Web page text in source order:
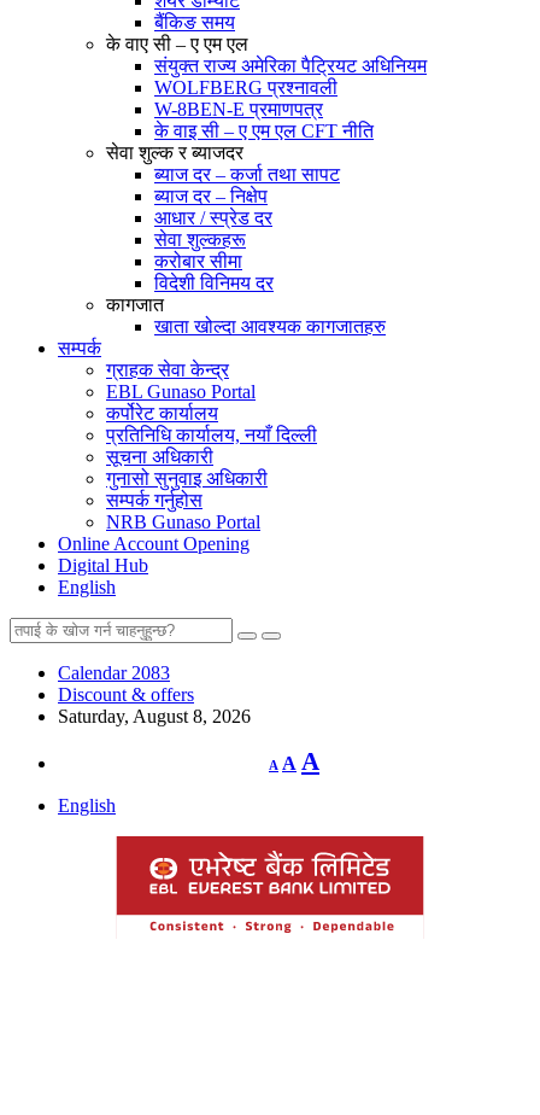
बैंकिङ समय
के वाए सी – ए एम एल
संयुक्त राज्य अमेरिका पैट्रियट अधिनियम
WOLFBERG प्रश्नावली
W-8BEN-E प्रमाणपत्र
के वाइ सी – ए एम एल CFT नीति
सेवा शुल्क र ब्याजदर
ब्याज दर – कर्जा तथा सापट
ब्याज दर – निक्षेप
आधार / स्प्रेड दर
सेवा शुल्कहरू
करोबार सीमा
विदेशी विनिमय दर
कागजात
खाता खोल्दा आवश्यक कागजातहरु
सम्पर्क
ग्राहक सेवा केन्द्र
EBL Gunaso Portal
कर्पोरेट कार्यालय
प्रतिनिधि कार्यालय, नयाँ दिल्ली
सूचना अधिकारी
गुनासो सुनुवाइ अधिकारी
सम्पर्क गर्नुहोस
NRB Gunaso Portal
Online Account Opening
Digital Hub
English
Calendar 2083
Discount & offers
Saturday, August 8, 2026
A
Decrease
font
A Reset
font
A
English